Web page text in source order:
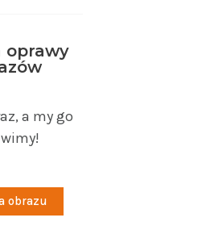
oprawy
a my go
obrazu